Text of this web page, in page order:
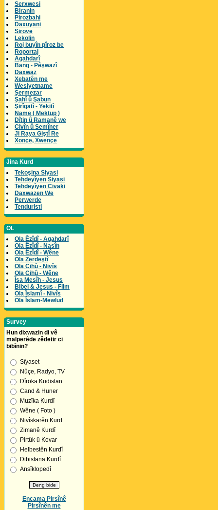
Serxwesi
Biranin
Pirozbahi
Daxuyani
Sirove
Lekolin
Roj buyîn pîroz be
Roportaj
Agahdarî
Bang - Pêşwazî
Daxwaz
Xebatên me
Wesiyetname
Şermezar
Şahî û Şabun
Şirîgatî - Yekitî
Name ( Mektup )
Dîtin û Ramanê we
Civîn û Semîner
Ji Raya Giştî Re
Xonçe, Xwençe
Jina Kurd
Tekoşina Siyasi
Tehdeyîyen Siyasi
Tehdeyîyen Civaki
Daxwazen We
Perwerde
Tenduristi
OL
Ola Êzîdî - Agahdarî
Ola Êzîdî - Nasîn
Ola Êzîdî - Wêne
Ola Zerdeştî
Ola Cihû - Nivîs
Ola Cihû - Wêne
Îsa Mesîh - Jesus
Bibel & Jesus - Film
Ola Îslamî - Nivîs
Ola Îslam-Mewlud
Survey
Hun dixwazin di vê
malperêde zêdetir ci
bibînin?
Sîyaset
Nûçe, Radyo, TV
Dîroka Kudistan
Cand & Huner
Muzîka Kurdî
Wêne ( Foto )
Nivîskarên Kurd
Zimanê Kurdî
Pirtûk û Kovar
Helbestên Kurdî
Dibistana Kurdî
Ansîklopedî
Encama Pirsînê
Pirsînên me